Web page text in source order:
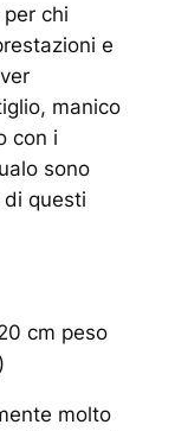
chi
e
manico
con i
sono
questi
cm peso
molto